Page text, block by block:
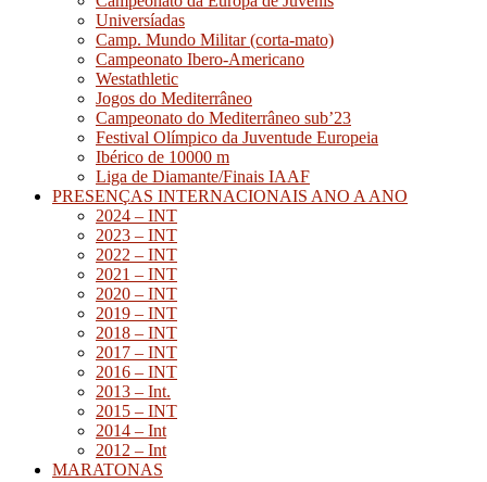
Universíadas
Camp. Mundo Militar (corta-mato)
Campeonato Ibero-Americano
Westathletic
Jogos do Mediterrâneo
Campeonato do Mediterrâneo sub’23
Festival Olímpico da Juventude Europeia
Ibérico de 10000 m
Liga de Diamante/Finais IAAF
PRESENÇAS INTERNACIONAIS ANO A ANO
2024 – INT
2023 – INT
2022 – INT
2021 – INT
2020 – INT
2019 – INT
2018 – INT
2017 – INT
2016 – INT
2013 – Int.
2015 – INT
2014 – Int
2012 – Int
MARATONAS